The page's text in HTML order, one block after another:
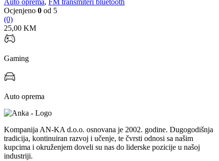
Auto oprema, FM transmiteri bluetooth
Ocjenjeno 0 od 5
(0)
25,00 KM
Gaming
Auto oprema
Kompanija AN-KA d.o.o. osnovana je 2002. godine. Dugogodišnja
tradicija, kontinuiran razvoj i učenje, te čvrsti odnosi sa našim
kupcima i okruženjem doveli su nas do liderske pozicije u našoj
industriji.